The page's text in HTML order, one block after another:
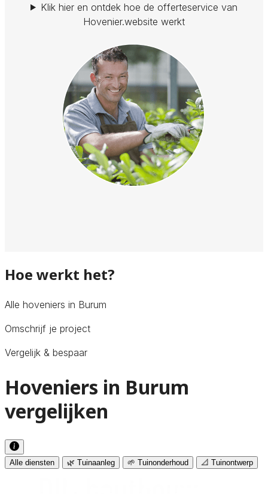
Klik hier en ontdek hoe de offerteservice van
Hovenier.website werkt
Hoe werkt het?
Alle hoveniers in Burum
Omschrijf je project
Vergelijk & bespaar
Hoveniers in Burum
vergelijken
Alle diensten 🌿 Tuinaanleg 🌱 Tuinonderhoud 📐 Tuinontwerp